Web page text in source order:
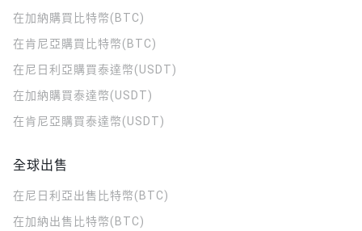
在加納購買比特幣(BTC)
在肯尼亞購買比特幣(BTC)
在尼日利亞購買泰達幣(USDT)
在加納購買泰達幣(USDT)
在肯尼亞購買泰達幣(USDT)
全球出售
在尼日利亞出售比特幣(BTC)
在加納出售比特幣(BTC)